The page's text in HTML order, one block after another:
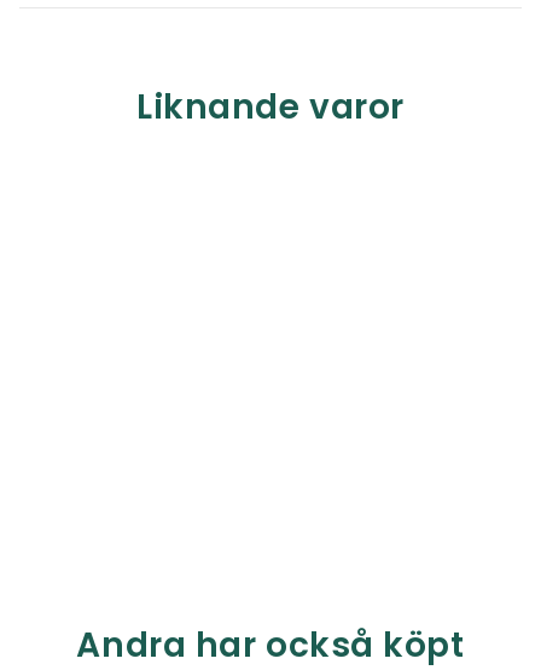
Liknande varor
Andra har också köpt